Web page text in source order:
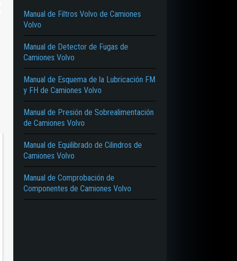
Manual de Filtros Volvo de Camiones
Volvo
Manual de Detector de Fugas de
Camiones Volvo
Manual de Esquema de la Lubricación FM
y FH de Camiones Volvo
Manual de Presión de Sobrealimentación
de Camiones Volvo
Manual de Equilibrado de Cilindros de
Camiones Volvo
Manual de Comprobación de
Componentes de Camiones Volvo